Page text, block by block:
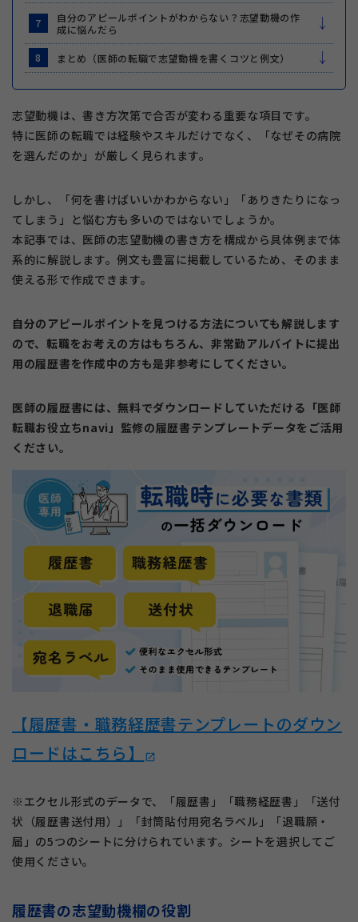
7
自分のアピールポイントがわからない？志望動機の作
成に悩んだら
8 まとめ（医師の転職で志望動機を書くコツと例文）
志望動機は、書き方次第で合否が変わる重要な項目です。
特に医師の転職では経験やスキルだけでなく、「なぜその病院
を選んだのか」が厳しく見られます。
しかし、「何を書けばいいかわからない」「ありきたりになっ
てしまう」と悩む方も多いのではないでしょうか。
本記事では、医師の志望動機の書き方を構成から具体例まで体
系的に解説します。例文も豊富に掲載しているため、そのまま
使える形で作成できます。
自分のアピールポイントを見つける方法についても解説します
ので、転職をお考えの方はもちろん、非常勤アルバイトに提出
用の履歴書を作成中の方も是非参考にしてください。
医師の履歴書には、無料でダウンロードしていただける「医師
転職お役立ちnavi」監修の履歴書テンプレートデータをご活用
ください。
【履歴書・職務経歴書テンプレートのダウン
ロードはこちら】
open_in_new
※エクセル形式のデータで、「履歴書」「職務経歴書」「送付
状（履歴書送付用）」「封筒貼付用宛名ラベル」「退職願・
届」の5つのシートに分けられています。シートを選択してご
使用ください。
履歴書の志望動機欄の役割